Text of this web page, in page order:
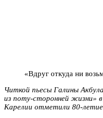
«Вдруг откуда ни
Читкой пьесы Галины
из поту-сторонней жизни»
Карелии отметили 80-